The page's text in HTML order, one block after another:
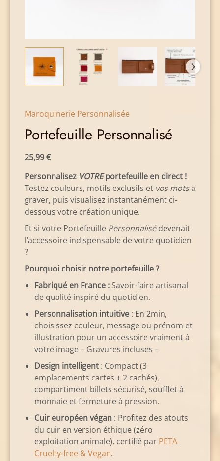
Maroquinerie Personnalisée
Portefeuille Personnalisé
25,99€
Personnalisez VOTREportefeuille en direct !
Testez couleurs, motifs exclusifs et vos motsà
graver, puis visualisez instantanément ci-
dessous votre création unique.
Et si votre Portefeuille Personnalisédevenait
l’accessoire indispensable de votre quotidien
?
Pourquoi choisir notre portefeuille ?
Fabriqué en France : Savoir-faire artisanal
de qualité inspiré du quotidien.
Personnalisation intuitive : En 2min,
choisissez couleur, message ou prénom et
illustration pour un accessoire vraiment à
votre image – Gravures incluses –
Design intelligent : Compact (3
emplacements cartes + 2 cachés),
compartiment billets sécurisé, soufflet à
monnaie et fermeture à pression.
Cuir européen végan : Profitez des atouts
du cuir en version éthique (zéro
exploitation animale), certifié par PETA
Cruelty-free & Vegan.